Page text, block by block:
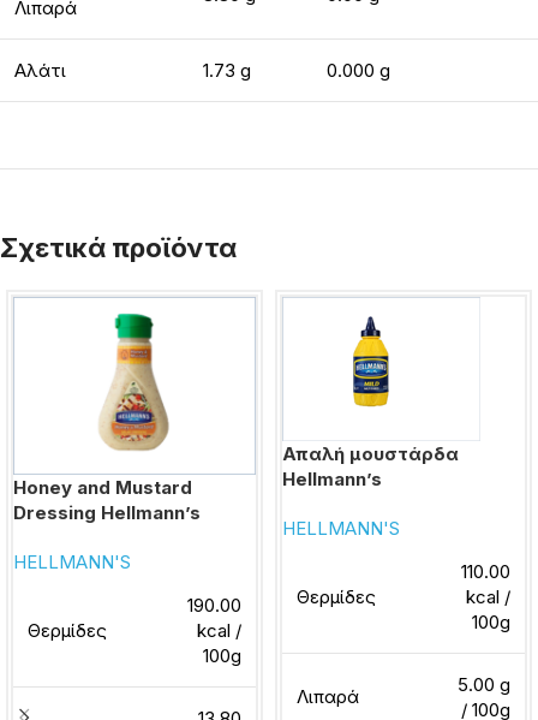
Λιπαρά
Αλάτι 1.73 g 0.000 g
Σχετικά προϊόντα
Honey and Mustard
Dressing Hellmann’s
HELLMANN'S
Θερμίδες
190.00
kcal /
100g
Απαλή μουστάρδα
Hellmann’s
HELLMANN'S
Θερμίδες
110.00
kcal /
100g
Λιπαρά
5.00 g
/ 100g